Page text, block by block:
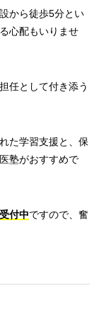
から徒歩5分とい
心配もいりませ
任として付き添う
た学習支援と、保
塾がおすすめで
付中ですので、奮